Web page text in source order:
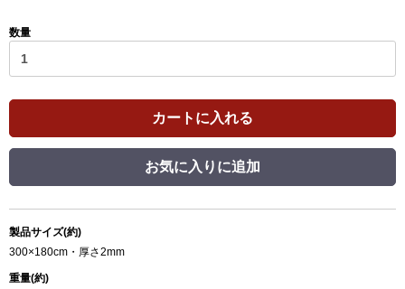
数量
カートに入れる
お気に入りに追加
製品サイズ(約)
300×180cm・厚さ2mm
重量(約)